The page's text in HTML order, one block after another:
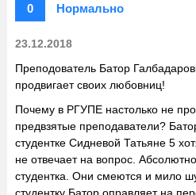
0
Нормально
23.12.2018
Преподователь Батор
продвигает своих любовниц!
Почему в РГУПЕ настолько не
предвзятые преподаватели?
студентке Сидневой Татьяне 5
не отвечает на вопрос.
студентка. Они смеются и мило